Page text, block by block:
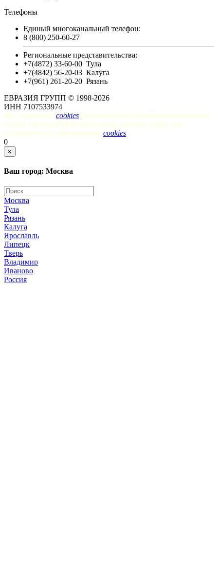
Телефоны
Единый многоканальный телефон:
8 (800) 250-60-27
Региональные представительства:
+7(4872) 33-60-00 Тула
+7(4842) 56-20-03 Калуга
+7(961) 261-20-20 Рязань
ЕВРАЗИЯ ГРУПП © 1998-2026
ИНН 7107533974
Мы используем cookies для наилучшего представления нашего
сайта. Продолжая использование данного сайта, вы
соглашаетесь с применением cookies.
0
×
Ваш город: Москва
Москва
Тула
Рязань
Калуга
Ярославль
Липецк
Тверь
Владимир
Иваново
Россия